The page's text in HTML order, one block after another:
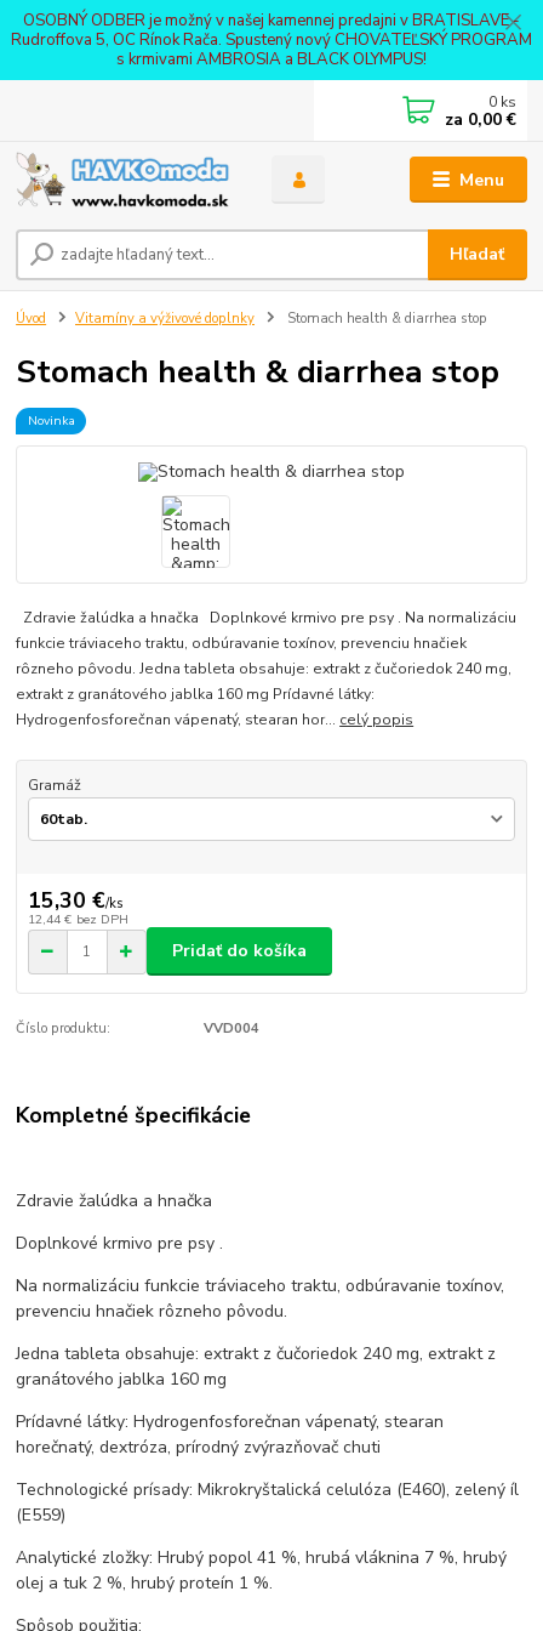
OSOBNÝ ODBER je možný v našej kamennej predajni v BRATISLAVE -
Rudroffova 5, OC Rínok Rača. Spustený nový CHOVATEĽSKÝ PROGRAM
s krmivami AMBROSIA a BLACK OLYMPUS!
Menu
Hľadať
0 ks
za 0,00 €
Úvod Vitamíny a výživové doplnky Stomach health & diarrhea stop
Stomach health & diarrhea stop
Novinka
Zdravie žalúdka a hnačka Doplnkové krmivo pre psy . Na normalizáciu
funkcie tráviaceho traktu, odbúravanie toxínov, prevenciu hnačiek
rôzneho pôvodu. Jedna tableta obsahuje: extrakt z čučoriedok 240 mg,
extrakt z granátového jablka 160 mg Prídavné látky:
Hydrogenfosforečnan vápenatý, stearan hor... celý popis
Gramáž
15,30 €/ks
12,44 € bez DPH
Pridať do košíka
Číslo produktu: VVD004
Kompletné špecifikácie
Zdravie žalúdka a hnačka
Doplnkové krmivo pre psy .
Na normalizáciu funkcie tráviaceho traktu, odbúravanie toxínov,
prevenciu hnačiek rôzneho pôvodu.
Jedna tableta obsahuje: extrakt z čučoriedok 240 mg, extrakt z
granátového jablka 160 mg
Prídavné látky: Hydrogenfosforečnan vápenatý, stearan
horečnatý, dextróza, prírodný zvýrazňovač chuti
Technologické prísady: Mikrokryštalická celulóza (E460), zelený íl
(E559)
Analytické zložky: Hrubý popol 41 %, hrubá vláknina 7 %, hrubý
olej a tuk 2 %, hrubý proteín 1 %.
Spôsob použitia: